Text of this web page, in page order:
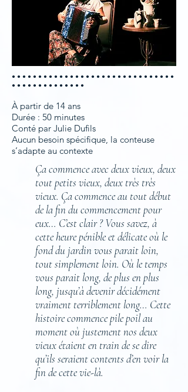
• • • • • • • • • • • • • • • • • • • • • • • • • • • • • • •
• • • • • • • • • • • • • •
À partir de 14 ans
Durée : 50 minutes
Conté par Julie Dufils
Aucun besoin spécifique, la conteuse
s’adapte au contexte
Ça commence avec deux vieux, deux
tout petits vieux, deux très très
vieux. Ça commence au tout début
de la fin du commencement pour
eux… C’est clair ? Vous savez, à
cette heure pénible et délicate où le
fond du jardin vous parait loin,
tout simplement loin. Où le temps
vous parait long, de plus en plus
long, jusqu’à devenir décidément
vraiment terriblement long… Cette
histoire commence pile poil au
moment où justement nos deux
vieux étaient en train de se dire
qu’ils seraient contents d’en voir la
fin de cette vie-là.